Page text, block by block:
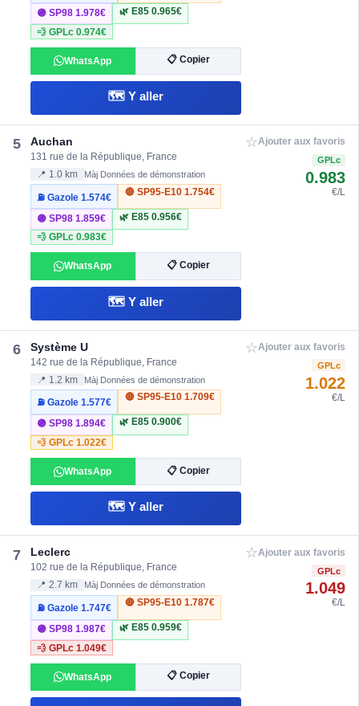
🟣 SP981.978€ 🌿 E85 0.965€
💨 GPLc0.974€
WhatsApp 📋 Copier
🗺️ Y aller
5 Auchan
131 rue de la République, France
📍 1.0 km Màj Données de démonstration
⛽ Gazole1.574€
🔴 SP95-E10 1.754€
🟣 SP981.859€ 🌿 E85 0.956€
💨 GPLc0.983€
WhatsApp 📋 Copier
🗺️ Y aller
☆Ajouter aux favoris
GPLc
0.983
€/L
6 Système U
142 rue de la République, France
📍 1.2 km Màj Données de démonstration
⛽ Gazole1.577€
🔴 SP95-E10 1.709€
🟣 SP981.894€ 🌿 E85 0.900€
💨 GPLc1.022€
WhatsApp 📋 Copier
🗺️ Y aller
☆Ajouter aux favoris
GPLc
1.022
€/L
7 Leclerc
102 rue de la République, France
📍 2.7 km Màj Données de démonstration
⛽ Gazole1.747€
🔴 SP95-E10 1.787€
🟣 SP981.987€ 🌿 E85 0.959€
💨 GPLc1.049€
WhatsApp 📋 Copier
☆Ajouter aux favoris
GPLc
1.049
€/L